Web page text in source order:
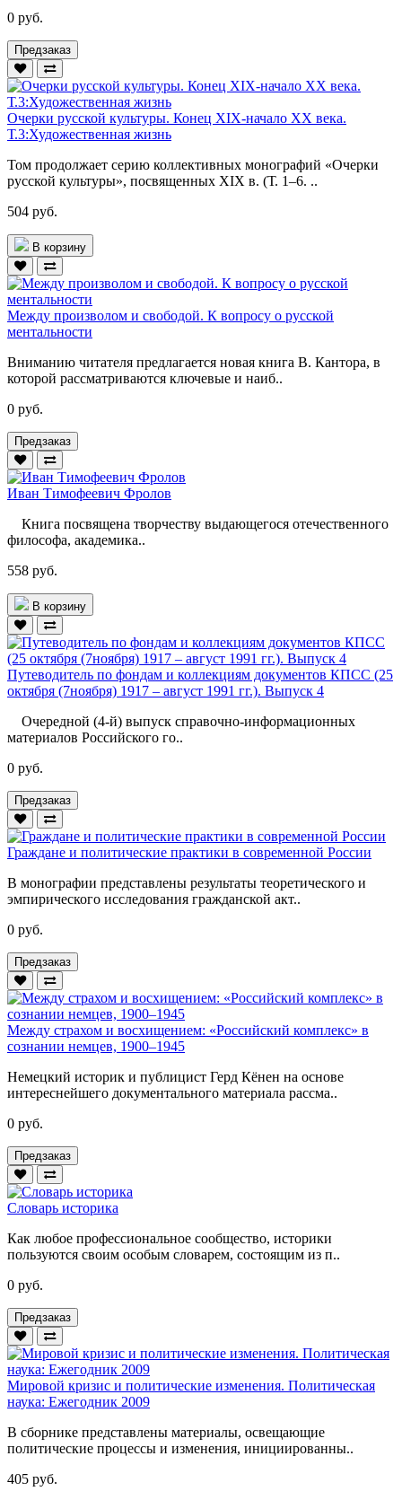
0 руб.
Предзаказ
Очерки русской культуры. Конец XIX-начало XX века.
Т.3:Художественная жизнь
Том продолжает серию коллективных монографий «Очерки
русской культуры», посвященных XIX в. (Т. 1–6. ..
504 руб.
В корзину
Между произволом и свободой. К вопросу о русской
ментальности
Вниманию читателя предлагается новая книга В. Кантора, в
которой рассматриваются ключевые и наиб..
0 руб.
Предзаказ
Иван Тимофеевич Фролов
Книга посвящена творчеству выдающегося отечественного
философа, академика..
558 руб.
В корзину
Путеводитель по фондам и коллекциям документов КПСС (25
октября (7ноября) 1917 – август 1991 гг.). Выпуск 4
Очередной (4-й) выпуск справочно-информационных
материалов Российского го..
0 руб.
Предзаказ
Граждане и политические практики в современной России
В монографии представлены результаты теоретического и
эмпирического исследования гражданской акт..
0 руб.
Предзаказ
Между страхом и восхищением: «Российский комплекс» в
сознании немцев, 1900–1945
Немецкий историк и публицист Герд Кёнен на основе
интереснейшего документального материала рассма..
0 руб.
Предзаказ
Словарь историка
Как любое профессиональное сообщество, историки
пользуются своим особым словарем, состоящим из п..
0 руб.
Предзаказ
Мировой кризис и политические изменения. Политическая
наука: Ежегодник 2009
В сборнике представлены материалы, освещающие
политические процессы и изменения, инициированны..
405 руб.